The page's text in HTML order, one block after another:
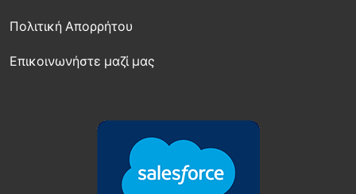
Πολιτική Απορρήτου
Επικοινωνήστε μαζί μας